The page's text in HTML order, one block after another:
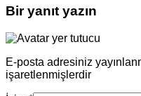
Bir yanıt yazın
E-posta adresiniz
işaretlenmişlerdir